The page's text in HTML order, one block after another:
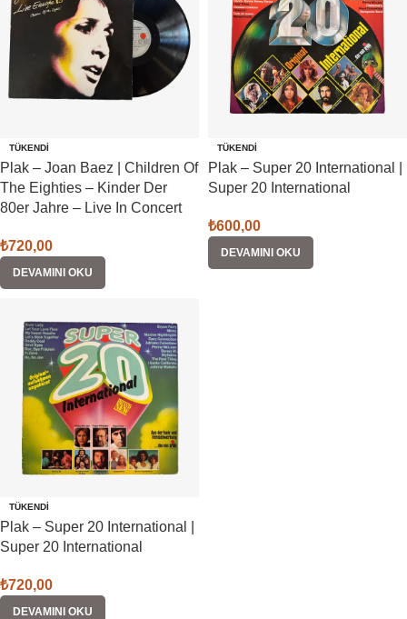
TÜKENDI
Plak – Joan Baez | Children Of
The Eighties – Kinder Der
80er Jahre – Live In Concert
₺720,00
DEVAMINI OKU
TÜKENDI
Plak – Super 20 International |
Super 20 International
₺600,00
DEVAMINI OKU
TÜKENDI
Plak – Super 20 International |
Super 20 International
₺720,00
DEVAMINI OKU